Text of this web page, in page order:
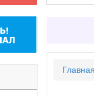
Главная